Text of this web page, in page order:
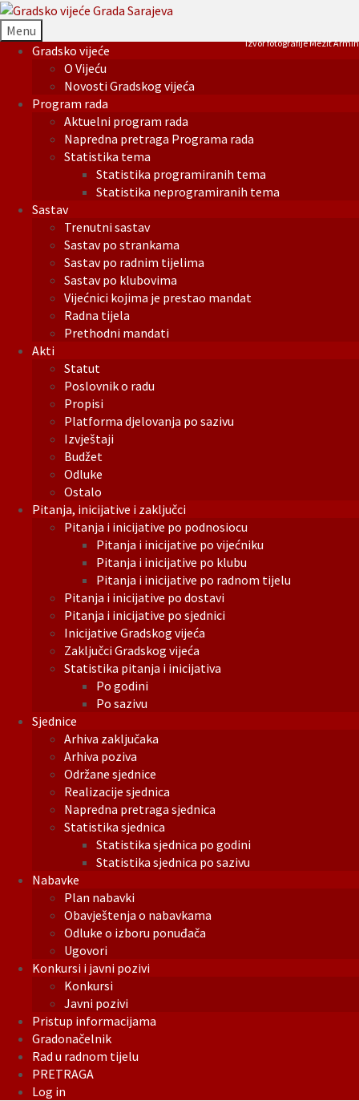
Menu
Gradsko vijeće
O Vijeću
Novosti Gradskog vijeća
Program rada
Aktuelni program rada
Napredna pretraga Programa rada
Statistika tema
Statistika programiranih tema
Statistika neprogramiranih tema
Sastav
Trenutni sastav
Sastav po strankama
Sastav po radnim tijelima
Sastav po klubovima
Vijećnici kojima je prestao mandat
Radna tijela
Prethodni mandati
Akti
Statut
Poslovnik o radu
Propisi
Platforma djelovanja po sazivu
Izvještaji
Budžet
Odluke
Ostalo
Pitanja, inicijative i zaključci
Pitanja i inicijative po podnosiocu
Pitanja i inicijative po vijećniku
Pitanja i inicijative po klubu
Pitanja i inicijative po radnom tijelu
Pitanja i inicijative po dostavi
Pitanja i inicijative po sjednici
Inicijative Gradskog vijeća
Zaključci Gradskog vijeća
Statistika pitanja i inicijativa
Po godini
Po sazivu
Sjednice
Arhiva zaključaka
Arhiva poziva
Održane sjednice
Realizacije sjednica
Napredna pretraga sjednica
Statistika sjednica
Statistika sjednica po godini
Statistika sjednica po sazivu
Nabavke
Plan nabavki
Obavještenja o nabavkama
Odluke o izboru ponuđača
Ugovori
Konkursi i javni pozivi
Konkursi
Javni pozivi
Pristup informacijama
Gradonačelnik
Rad u radnom tijelu
PRETRAGA
Log in
Izvor fotografije Mezit Armin